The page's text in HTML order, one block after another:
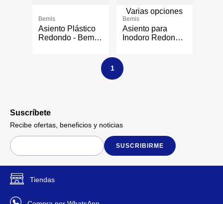
Bemis
Asiento Plástico
Redondo - Bemis
Varias opciones
Bemis
Asiento para
Inodoro Redondo
1
Suscríbete
Recibe ofertas, beneficios y noticias
SUSCRIBIRME
Tiendas